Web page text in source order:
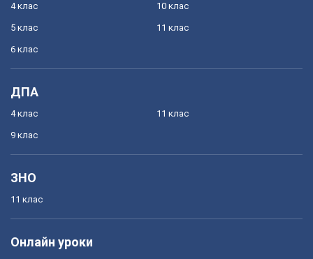
4 клас
5 клас
6 клас
10 клас
11 клас
ДПА
4 клас
9 клас
11 клас
ЗНО
11 клас
Онлайн уроки